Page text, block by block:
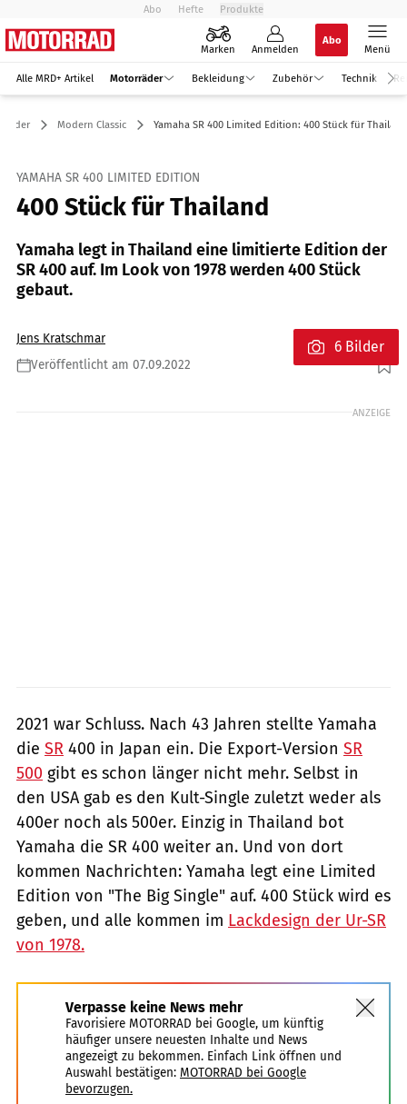
Abo Hefte Produkte
Marken Anmelden
Abo
Menü
Alle MRD+ Artikel Motorräder Bekleidung Zubehör Technik
Modern Classic Yamaha SR 400 Limited Edition: 400 Stück für Thailand
YAMAHA SR 400 LIMITED EDITION
400 Stück für Thailand
Yamaha legt in Thailand eine limitierte Edition der
SR 400 auf. Im Look von 1978 werden 400 Stück
gebaut.
Jens Kratschmar
Veröffentlicht am 07.09.2022
Foto: Yamaha
6 Bilder
ANZEIGE
2021 war Schluss. Nach 43 Jahren stellte Yamaha
die SR 400 in Japan ein. Die Export-Version SR
500 gibt es schon länger nicht mehr. Selbst in
den USA gab es den Kult-Single zuletzt weder als
400er noch als 500er. Einzig in Thailand bot
Yamaha die SR 400 weiter an. Und von dort
kommen Nachrichten: Yamaha legt eine Limited
Edition von "The Big Single" auf. 400 Stück wird es
geben, und alle kommen im Lackdesign der Ur-SR
von 1978.
Verpasse keine News mehr
Favorisiere MOTORRAD bei Google, um künftig
häufiger unsere neuesten Inhalte und News
angezeigt zu bekommen. Einfach Link öffnen und
Auswahl bestätigen: MOTORRAD bei Google
bevorzugen.